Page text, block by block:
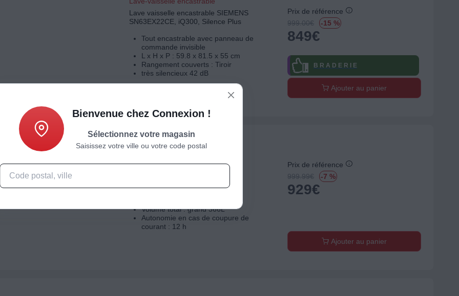
Lave vaisselle encastrable SIEMENS
SN63EX22CE, iQ300, Silence Plus
Tout encastrable avec panneau de
commande invisible
L x H x P : 59.8 x 81.5 x 55 cm
Rangement couverts : Tiroir
très silencieux 42 dB
Prix de référence
999.00€ -15 %
849€
B R A D E R I E
Ajouter au panier
Congélateur armoire SIEMENS
Volume total : grand 366L
Autonomie en cas de coupure de
courant : 12 h
Prix de référence
999.99€ -7 %
929€
Ajouter au panier
Bienvenue chez Connexion !
Sélectionnez votre magasin
Saisissez votre ville ou votre code postal